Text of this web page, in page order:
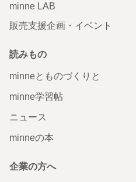
minne LAB
販売支援企画・イベント
読みもの
minneとものづくりと
minne学習帖
ニュース
minneの本
企業の方へ